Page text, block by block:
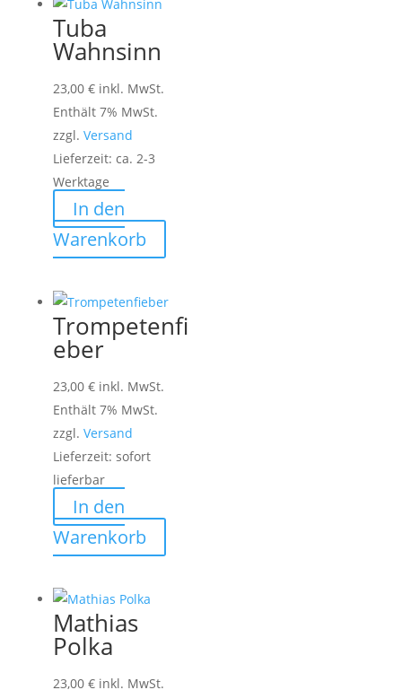
Tuba
Wahnsinn
23,00 € inkl. MwSt.
Enthält 7% MwSt.
zzgl. Versand
Lieferzeit: ca. 2-3
Werktage
In den
Warenkorb
Trompetenfi
eber
23,00 € inkl. MwSt.
Enthält 7% MwSt.
zzgl. Versand
Lieferzeit: sofort
lieferbar
In den
Warenkorb
Mathias
Polka
23,00 € inkl. MwSt.